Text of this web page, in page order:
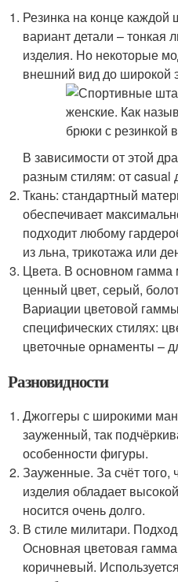
Резинка на конце каждой
вариант детали – тонкая
изделия. Но некоторые
внешний вид до широкой
В зависимости от этой
разным стилям: от casual
Ткань: стандартный
обеспечивает
подходит любому
из льна, трикотажа или
Цвета. В основном гамма
ценный цвет, серый,
Вариации цветовой
специфических стилях:
цветочные орнаменты –
Разновидности
Джоггеры с широкими
зауженный, так
особенности фигуры.
Зауженные. За счёт того,
изделия обладает
носится очень долго.
В стиле милитари.
Основная цветовая
коричневый.